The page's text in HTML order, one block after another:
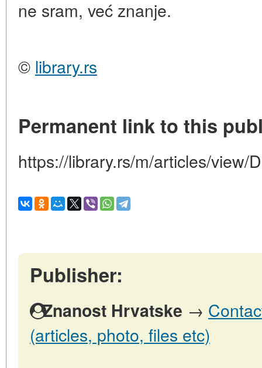
ne sram, već znanje.
© library.rs
Permanent link to this
https://library.rs/m/articles/view/
Publisher:
Znanost Hrvatske →
(articles, photo, files etc)